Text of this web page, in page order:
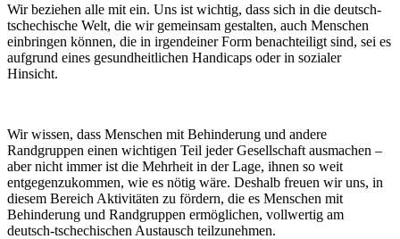
Wir beziehen alle mit ein. Uns ist wichtig, dass sich in die deutsch-
tschechische Welt, die wir gemeinsam gestalten, auch Menschen
einbringen können, die in irgendeiner Form benachteiligt sind, sei es
aufgrund eines gesundheitlichen Handicaps oder in sozialer
Hinsicht.
Wir wissen, dass Menschen mit Behinderung und andere
Randgruppen einen wichtigen Teil jeder Gesellschaft ausmachen –
aber nicht immer ist die Mehrheit in der Lage, ihnen so weit
entgegenzukommen, wie es nötig wäre. Deshalb freuen wir uns, in
diesem Bereich Aktivitäten zu fördern, die es Menschen mit
Behinderung und Randgruppen ermöglichen, vollwertig am
deutsch-tschechischen Austausch teilzunehmen.